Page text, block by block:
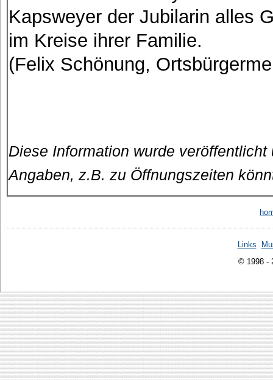
Kapsweyer der Jubilarin alles
im Kreise ihrer Familie.
(Felix Schönung,
Diese Information wurde
Angaben, z.B. zu Öffnungszeiten
Links
© 1998 -